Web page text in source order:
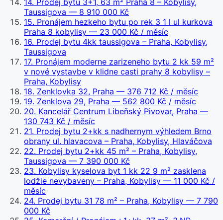
14. Prodej bytu 3+1, 63 m² Praha 8 – Kobylisy,
Taussigova — 8 910 000 Kč
15. Pronájem hezkeho bytu po rek 3 1 l ul kurkova
Praha 8 kobylisy — 23 000 Kč / měsíc
16. Prodej bytu 4kk taussigova – Praha, Kobylisy,
Taussigova
17. Pronájem moderne zarizeneho bytu 2 kk 59 m²
v nové vystavbe v klidne casti prahy 8 kobylisy –
Praha, Kobylisy
18. Zenklovka 32, Praha — 376 712 Kč / měsíc
19. Zenklova 29, Praha — 562 800 Kč / měsíc
20. Kancelář Centrum Libeňský Pivovar, Praha —
130 743 Kč / měsíc
21. Prodej bytu 2+kk s nadhernym výhledem Brno
obrany ul. hlavacova – Praha, Kobylisy, Hlaváčova
22. Prodej bytu 2+kk 45 m² – Praha, Kobylisy,
Taussigova — 7 390 000 Kč
23. Kobylisy kyselova byt 1 kk 22 9 m² zasklena
lodžie nevybaveny – Praha, Kobylisy — 11 000 Kč /
měsíc
24. Prodej bytu 31 78 m² – Praha, Kobylisy — 7 790
000 Kč